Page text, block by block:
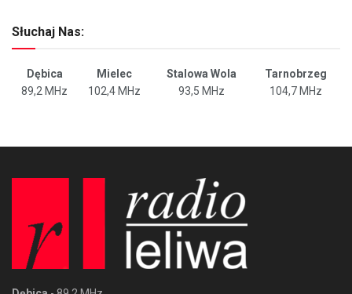
Słuchaj Nas:
Dębica Mielec Stalowa Wola
Tarnobrzeg
89,2 MHz
102,4 MHz 93,5 MHz 104,7 MHz